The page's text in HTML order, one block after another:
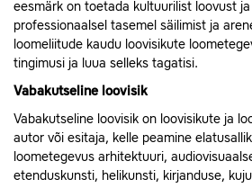
eesmärk on toetada kultuurilist loovust
professionaalsel tasemel säilimist ja
loomeliitude kaudu loovisikute
tingimusi ja luua selleks tagatisi.
Vabakutseline loovisik
Vabakutseline loovisik on loovisikute ja
autor või esitaja, kelle peamine
loometegevus arhitektuuri,
etenduskunsti, helikunsti, kirjanduse,